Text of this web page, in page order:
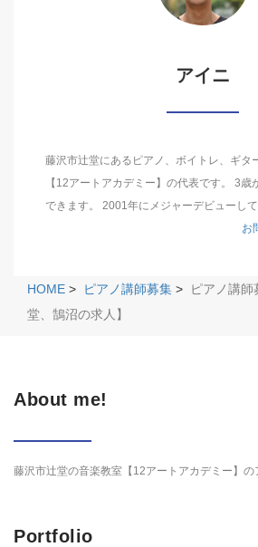
アイニ
藤沢市辻堂にあるピアノ、ボイトレ、ギタ
【12アートアカデミー】の代表です。 3歳
できます。 2001年にメジャーデビューして
お
HOME > ピアノ講師募集 >
ピアノ講師
堂、鵠沼の求人】
About me!
藤沢市辻堂の音楽教室【12アートアカデミー】の
Portfolio